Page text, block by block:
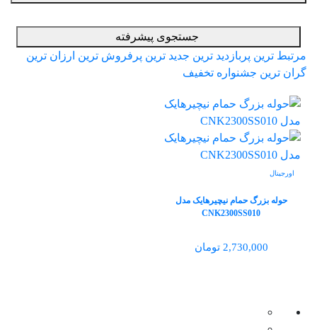
جستجوی پیشرفته
مرتبط ترین پربازدید ترین جدید ترین پرفروش ترین ارزان ترین
گران ترین جشنواره تخفیف
اورجینال
حوله بزرگ حمام نیچیرهایک مدل
CNK2300SS010
2,730,000 تومان